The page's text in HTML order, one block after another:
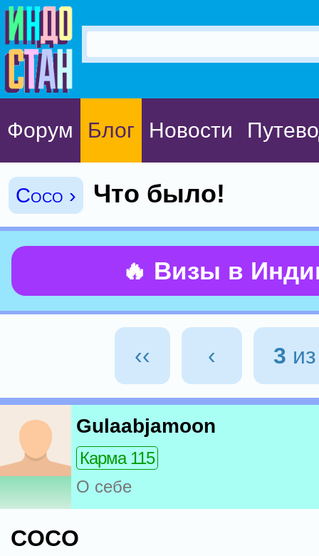
Форум Блог Новости
Coco › Что было!
🔥 Визы в
‹‹ ‹ 3
Gulaabjamoon
Карма 115
О себе
COCO